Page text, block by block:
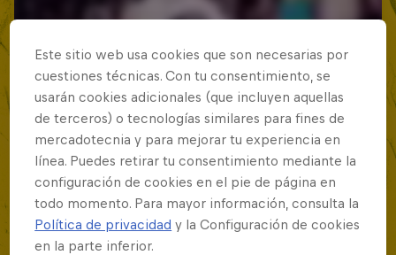
Este sitio web usa cookies que son necesarias por
cuestiones técnicas. Con tu consentimiento, se
usarán cookies adicionales (que incluyen aquellas
de terceros) o tecnologías similares para fines de
mercadotecnia y para mejorar tu experiencia en
línea. Puedes retirar tu consentimiento mediante la
configuración de cookies en el pie de página en
todo momento. Para mayor información, consulta la
Política de privacidad y la Configuración de cookies
en la parte inferior.